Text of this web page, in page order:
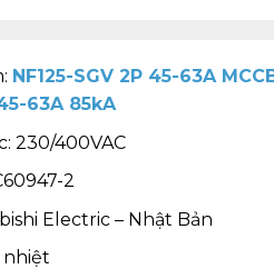
NF125-SGV 2P 45-63A
63A 85kA
230/400VAC
2
Electric – Nhật Bản
nhiệt